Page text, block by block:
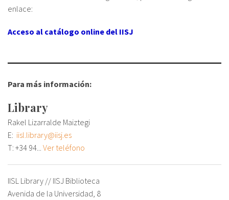
Sobre el IISJ
Residencia Antia
FAQ
Oñati
Galería de fotos
enlace:
Acceso al catálogo online del IISJ
Para más información:
Library
Rakel Lizarralde Maiztegi
E: iisl.library@iisj.es
T: +34 94... Ver teléfono
IISL Library // IISJ Biblioteca
Avenida de la Universidad, 8